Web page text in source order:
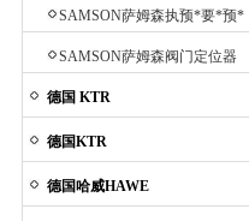
SAMSON萨姆森执预*要*预*
要*预*要*预*要*预*要*预先
进要先进行器
SAMSON萨姆森阀门定位器
德国 KTR
德国KTR
德国哈威HAWE